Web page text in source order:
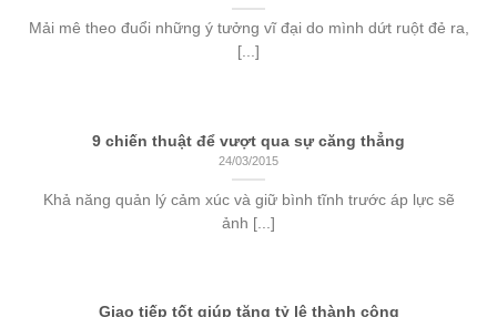
Mải mê theo đuổi những ý tưởng vĩ đại do mình dứt ruột đẻ ra,
[...]
9 chiến thuật để vượt qua sự căng thẳng
24/03/2015
Khả năng quản lý cảm xúc và giữ bình tĩnh trước áp lực sẽ
ảnh [...]
Giao tiếp tốt giúp tăng tỷ lệ thành công